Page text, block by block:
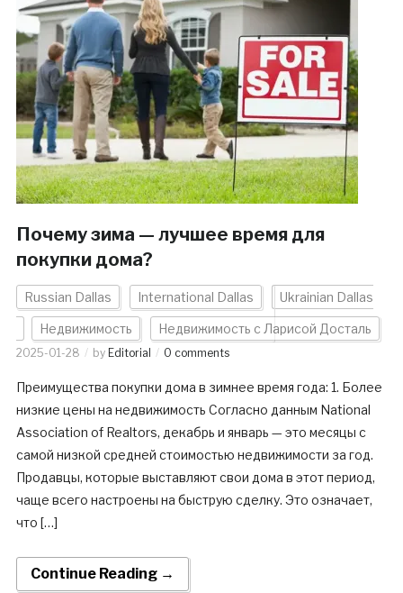
Почему зима — лучшее время для
покупки дома?
Russian Dallas International Dallas Ukrainian Dallas
Недвижимость Недвижимость с Ларисой Досталь
2025-01-28 by Editorial 0 comments
Преимущества покупки дома в зимнее время года: 1. Более
низкие цены на недвижимость Согласно данным National
Association of Realtors, декабрь и январь — это месяцы с
самой низкой средней стоимостью недвижимости за год.
Продавцы, которые выставляют свои дома в этот период,
чаще всего настроены на быструю сделку. Это означает,
что […]
Continue Reading →